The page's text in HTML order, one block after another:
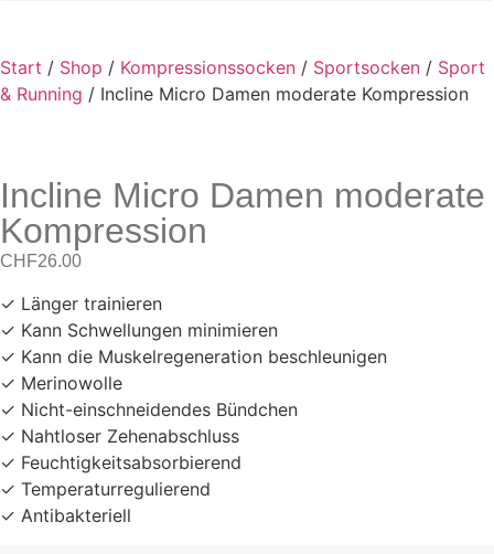
Start / Shop / Kompressionssocken / Sportsocken / Sport
& Running / Incline Micro Damen moderate Kompression
Incline Micro Damen moderate
Kompression
CHF26.00
✓ Länger trainieren
✓ Kann Schwellungen minimieren
✓ Kann die Muskelregeneration beschleunigen
✓ Merinowolle
✓ Nicht-einschneidendes Bündchen
✓ Nahtloser Zehenabschluss
✓ Feuchtigkeitsabsorbierend
✓ Temperaturregulierend
✓ Antibakteriell